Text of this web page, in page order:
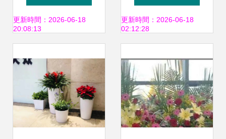
卉租賃養護服務
更新時間：2026-06-18
20:08:13
公室的綠色空間
更新時間：2026-06-18
02:12:28